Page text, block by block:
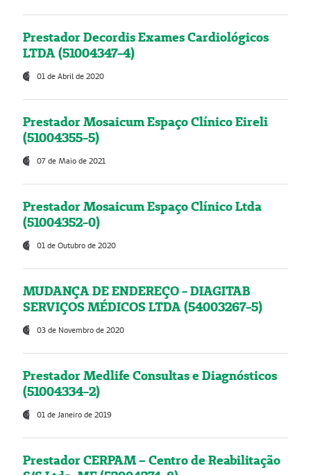
Prestador Decordis Exames Cardiológicos
LTDA (51004347-4)
01 de Abril de 2020
Prestador Mosaicum Espaço Clínico Eireli
(51004355-5)
07 de Maio de 2021
Prestador Mosaicum Espaço Clínico Ltda
(51004352-0)
01 de Outubro de 2020
MUDANÇA DE ENDEREÇO - DIAGITAB
SERVIÇOS MÉDICOS LTDA (54003267-5)
03 de Novembro de 2020
Prestador Medlife Consultas e Diagnósticos
(51004334-2)
01 de Janeiro de 2019
Prestador CERPAM – Centro de Reabilitação